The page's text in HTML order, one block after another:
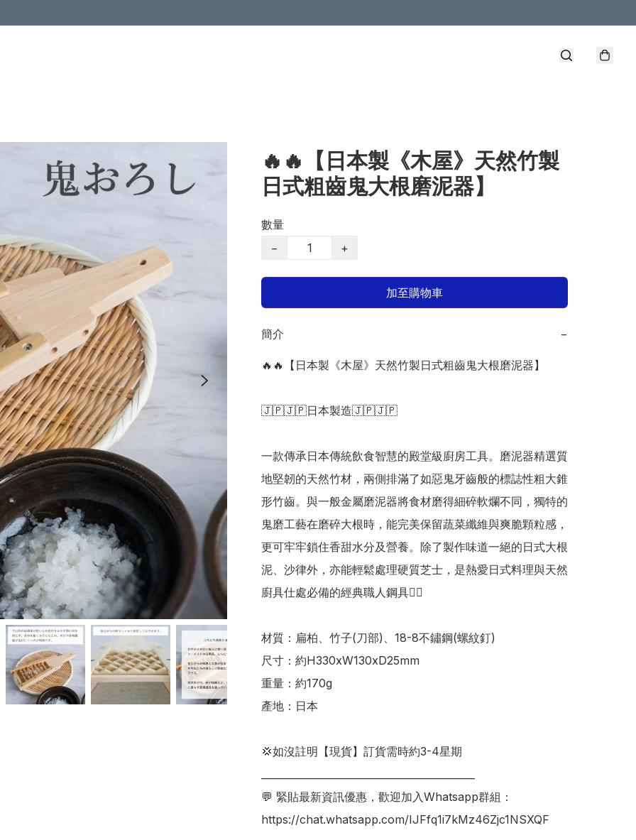
🔥🔥【日本製《木屋》天然竹製
日式粗齒鬼大根磨泥器】
數量
−
+
加至購物車
簡介 −
🔥🔥【日本製《木屋》天然竹製日式粗齒鬼大根磨泥器】
🇯🇵🇯🇵日本製造🇯🇵🇯🇵
一款傳承日本傳統飲食智慧的殿堂級廚房工具。磨泥器精選質
地堅韌的天然竹材，兩側排滿了如惡鬼牙齒般的標誌性粗大錐
形竹齒。與一般金屬磨泥器將食材磨得細碎軟爛不同，獨特的
鬼磨工藝在磨碎大根時，能完美保留蔬菜纖維與爽脆顆粒感，
更可牢牢鎖住香甜水分及營養。除了製作味道一絕的日式大根
泥、沙律外，亦能輕鬆處理硬質芝士，是熱愛日式料理與天然
廚具仕處必備的經典職人鋼具👍🏻
材質：扁柏、竹子(刀部)、18-8不鏽鋼(螺紋釘)
尺寸：約H330xW130xD25mm
重量：約170g
產地：日本
💢如沒註明【現貨】訂貨需時約3-4星期
💬 緊貼最新資訊優惠，歡迎加入Whatsapp群組：
https://chat.whatsapp.com/IJFfq1i7kMz46Zjc1NSXQF